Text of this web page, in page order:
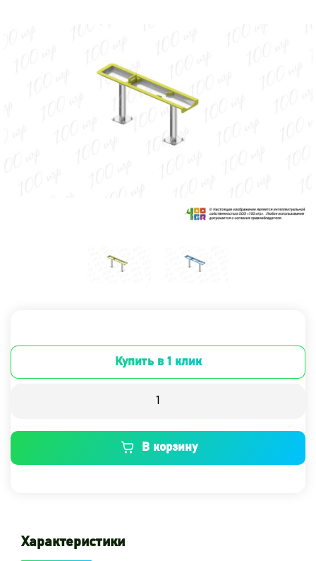
Купить в 1 клик
В корзину
Характеристики